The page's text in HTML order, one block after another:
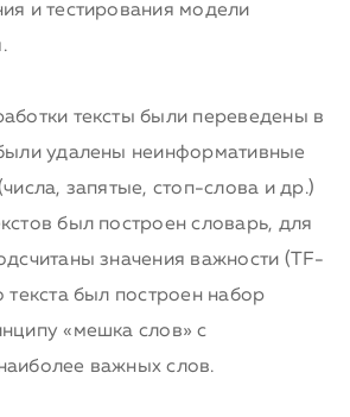
и тестирования модели
тексты были переведены в
удалены неинформативные
запятые, стоп-слова и др.)
был построен словарь, для
значения важности (TF-
текста был построен набор
«мешка слов» с
важных слов.